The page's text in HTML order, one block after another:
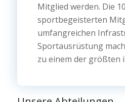
Mitglied werden. Die
sportbegeisterten
umfangreichen
Sportausrüstung
zu einem der größten